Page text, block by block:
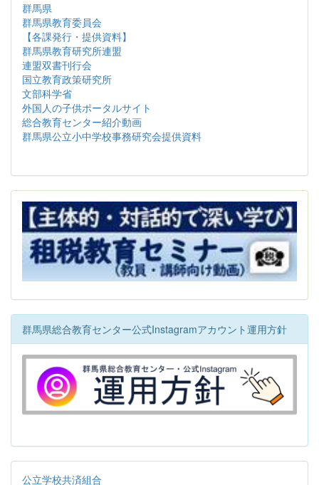
群馬県
群馬県教育委員会
【各課発行・提供資料】
群馬県教育研究所連盟
連盟双書刊行会
国立教育政策研究所
文部科学省
外国人の子供ポータルサイト
総合教育センター紹介動画
群馬県公立小中学校事務研究会提供資料
群馬県総合教育センター公式Instagramアカウント運用方針
公立学校共済組合